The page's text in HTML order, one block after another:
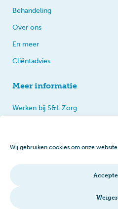
Wij gebruiken cookies om onze
Behandeling
Over ons
En meer
Cliëntadvies
Meer informatie
Werken bij S&L Zorg
Intranet